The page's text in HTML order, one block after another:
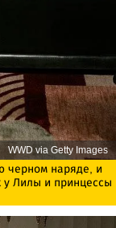
WWD via Getty Images
черном наряде, и
у Лилы и принцессы